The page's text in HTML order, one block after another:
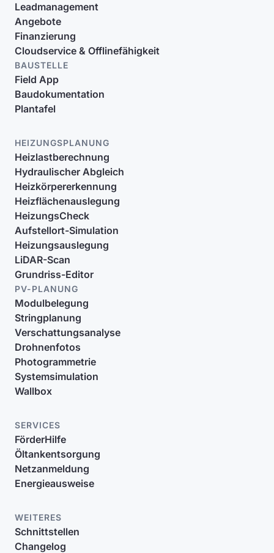
Leadmanagement
Angebote
Finanzierung
Cloudservice & Offlinefähigkeit
BAUSTELLE
Field App
Baudokumentation
Plantafel
HEIZUNGSPLANUNG
Heizlastberechnung
Hydraulischer Abgleich
Heizkörpererkennung
Heizflächenauslegung
HeizungsCheck
Aufstellort-Simulation
Heizungsauslegung
LiDAR-Scan
Grundriss-Editor
PV-PLANUNG
Modulbelegung
Stringplanung
Verschattungsanalyse
Drohnenfotos
Photogrammetrie
Systemsimulation
Wallbox
SERVICES
FörderHilfe
Öltankentsorgung
Netzanmeldung
Energieausweise
WEITERES
Schnittstellen
Changelog